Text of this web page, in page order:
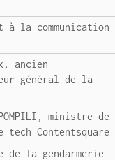
à la communication
ancien
général de la
ministre de
Contentsquare
de la gendarmerie